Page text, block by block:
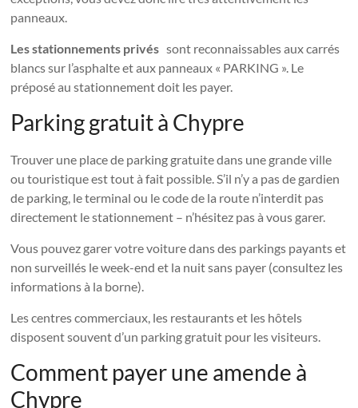
panneaux.
Les stationnements privés sont reconnaissables aux carrés
blancs sur l’asphalte et aux panneaux « PARKING ». Le
préposé au stationnement doit les payer.
Parking gratuit à Chypre
Trouver une place de parking gratuite dans une grande ville
ou touristique est tout à fait possible. S’il n’y a pas de gardien
de parking, le terminal ou le code de la route n’interdit pas
directement le stationnement – ​​n’hésitez pas à vous garer.
Vous pouvez garer votre voiture dans des parkings payants et
non surveillés le week-end et la nuit sans payer (consultez les
informations à la borne).
Les centres commerciaux, les restaurants et les hôtels
disposent souvent d’un parking gratuit pour les visiteurs.
Comment payer une amende à
Chypre